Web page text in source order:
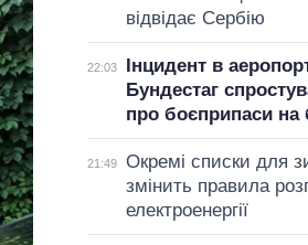
відвідає Сербію
22:03
Інцидент в
Бундестаг
про боєприпаси на
21:49
Окремі списки для
змінить правила
електроенергії